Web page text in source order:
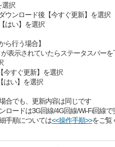
選択
ウンロード後【今すぐ更新】を選択
はい】を選択
ら行う場合】
表示されていたらステータスバー
今すぐ更新】を選択
はい】を選択
合でも、更新内容は同じです
ロードは3G回線/4G回線/Wi-Fi回線で
手順については<<操作手順>>をご覧